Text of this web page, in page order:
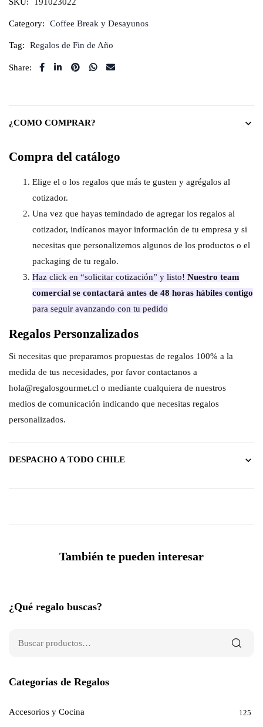
Category: Coffee Break y Desayunos
Tag: Regalos de Fin de Año
Share:
¿COMO COMPRAR?
Compra del catálogo
Elige el o los regalos que más te gusten y agrégalos al
cotizador.
Una vez que hayas temindado de agregar los regalos al
cotizador, indícanos mayor información de tu empresa y si
necesitas que personalizemos algunos de los productos o el
packaging de tu regalo.
Haz click en “solicitar cotización” y listo! Nuestro team
comercial se contactará antes de 48 horas hábiles contigo
para seguir avanzando con tu pedido
Regalos Personzalizados
Si necesitas que preparamos propuestas de regalos 100% a la
medida de tus necesidades, por favor contactanos a
hola@regalosgourmet.cl o mediante cualquiera de nuestros
medios de comunicación indicando que necesitas regalos
personalizados.
DESPACHO A TODO CHILE
También te pueden interesar
¿Qué regalo buscas?
Categorías de Regalos
Accesorios y Cocina 125